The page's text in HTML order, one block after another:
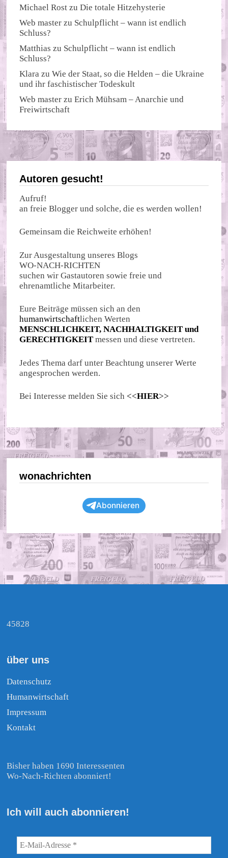
Michael Rost zuDie totale Hitzehysterie
Web master zu Schulpflicht – wann ist endlich
Schluss?
Matthias zu Schulpflicht – wann ist endlich
Schluss?
Klara zuWie der Staat, so die Helden – die Ukraine
und ihr faschistischer Todeskult
Web master zuErich Mühsam – Anarchie und
Freiwirtschaft
Autoren gesucht!
Aufruf!
an freie Blogger und solche, die es werden wollen!
Gemeinsam die Reichweite erhöhen!
Zur Ausgestaltung unseres Blogs
WO-NACH-RICHTEN
suchen wir Gastautoren sowie freie und
ehrenamtliche Mitarbeiter.
Eure Beiträge müssen sich an den
humanwirtschaftlichen Werten
MENSCHLICHKEIT, NACHHALTIGKEIT und
GERECHTIGKEIT messen und diese vertreten.
Jedes Thema darf unter Beachtung unserer Werte
angesprochen werden.
Bei Interesse melden Sie sich <<HIER>>
wonachrichten
Abonnieren
45828
über uns
Datenschutz
Humanwirtschaft
Impressum
Kontakt
Bisher haben 1690 Interessenten
Wo-Nach-Richten abonniert!
Ich will auch abonnieren!